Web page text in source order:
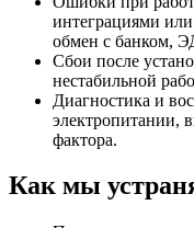
интеграциями
обмен с банком,
Сбои после
нестабильной
Диагностика и
электропитании,
фактора.
Как мы